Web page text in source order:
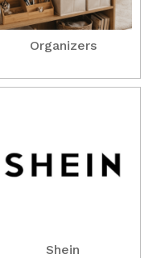
Organizers
Shein